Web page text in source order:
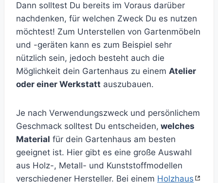
Dann solltest Du bereits im Voraus darüber
nachdenken, für welchen Zweck Du es nutzen
möchtest! Zum Unterstellen von Gartenmöbeln
und -geräten kann es zum Beispiel sehr
nützlich sein, jedoch besteht auch die
Möglichkeit dein Gartenhaus zu einem Atelier
oder einer Werkstatt auszubauen.
Je nach Verwendungszweck und persönlichem
Geschmack solltest Du entscheiden, welches
Material für dein Gartenhaus am besten
geeignet ist. Hier gibt es eine große Auswahl
aus Holz-, Metall- und Kunststoffmodellen
verschiedener Hersteller. Bei einem Holzhaus